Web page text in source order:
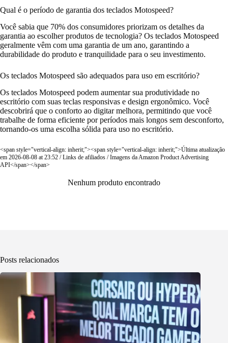
Qual é o período de garantia dos teclados Motospeed?
Você sabia que 70% dos consumidores priorizam os detalhes da
garantia ao escolher produtos de tecnologia? Os teclados Motospeed
geralmente vêm com uma garantia de um ano, garantindo a
durabilidade do produto e tranquilidade para o seu investimento.
Os teclados Motospeed são adequados para uso em escritório?
Os teclados Motospeed podem aumentar sua produtividade no
escritório com suas teclas responsivas e design ergonômico. Você
descobrirá que o conforto ao digitar melhora, permitindo que você
trabalhe de forma eficiente por períodos mais longos sem desconforto,
tornando-os uma escolha sólida para uso no escritório.
<span style="vertical-align: inherit;"><span style="vertical-align: inherit;">Última atualização
em 2026-08-08 at 23:52 / Links de afiliados / Imagens da Amazon Product Advertising
API</span></span>
Nenhum produto encontrado
Posts relacionados